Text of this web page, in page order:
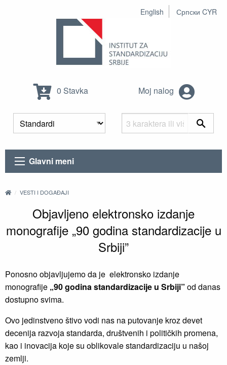
English Српски CYR
0 Stavka Moj nalog
Glavni meni
VESTI I DOGAĐAJI
Objavljeno elektronsko izdanje
monografije „90 godina standardizacije u
Srbiji”
Ponosno objavljujemo da je elektronsko izdanje
monografije „90 godina standardizacije u Srbiji” od danas
dostupno svima.
Ovo jedinstveno štivo vodi nas na putovanje kroz devet
decenija razvoja standarda, društvenih i političkih promena,
kao i inovacija koje su oblikovale standardizaciju u našoj
zemlji.